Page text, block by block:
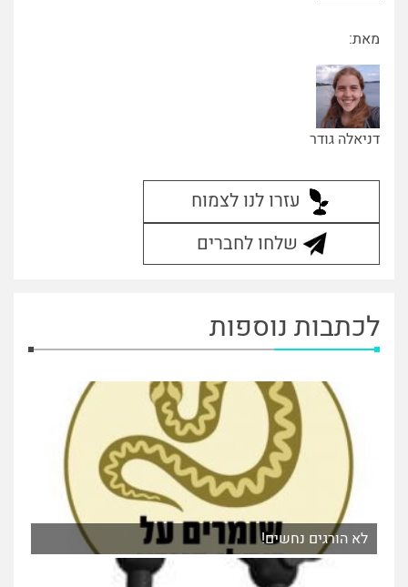
מאת:
דניאלה גודר
עזרו לנו לצמוח
שלחו לחברים
לכתבות נוספות
לא הורגים נחשים!